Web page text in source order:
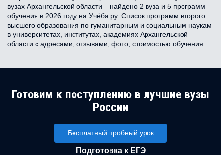
вузах Архангельской области – найдено 2 вуза и 5 программ
обучения в 2026 году на Учёба.ру. Список программ второго
высшего образования по гуманитарным и социальным наукам
в университетах, институтах, академиях Архангельской
области с адресами, отзывами, фото, стоимостью обучения.
Готовим к поступлению в лучшие вузы
России
Бесплатный пробный урок
Подготовка к ЕГЭ